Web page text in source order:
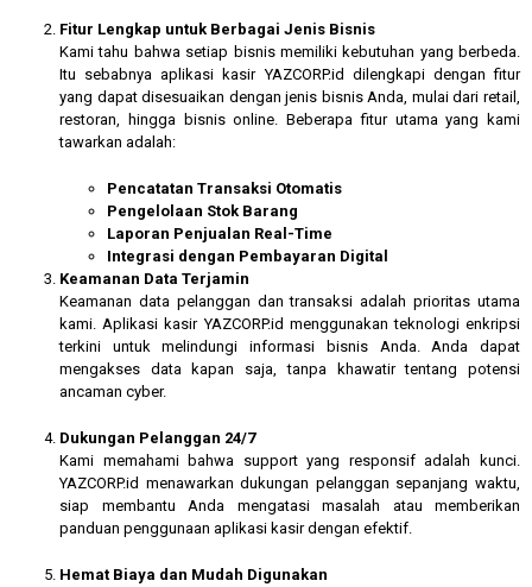
Fitur Lengkap untuk Berbagai Jenis Bisnis
Kami tahu bahwa setiap bisnis memiliki kebutuhan yang berbeda.
Itu sebabnya aplikasi kasir YAZCORP.id dilengkapi dengan fitur
yang dapat disesuaikan dengan jenis bisnis Anda, mulai dari retail,
restoran, hingga bisnis online. Beberapa fitur utama yang kami
tawarkan adalah:
Pencatatan Transaksi Otomatis
Pengelolaan Stok Barang
Laporan Penjualan Real-Time
Integrasi dengan Pembayaran Digital
Keamanan Data Terjamin
Keamanan data pelanggan dan transaksi adalah prioritas utama
kami. Aplikasi kasir YAZCORP.id menggunakan teknologi enkripsi
terkini untuk melindungi informasi bisnis Anda. Anda dapat
mengakses data kapan saja, tanpa khawatir tentang potensi
ancaman cyber.
Dukungan Pelanggan 24/7
Kami memahami bahwa support yang responsif adalah kunci.
YAZCORP.id menawarkan dukungan pelanggan sepanjang waktu,
siap membantu Anda mengatasi masalah atau memberikan
panduan penggunaan aplikasi kasir dengan efektif.
Hemat Biaya dan Mudah Digunakan